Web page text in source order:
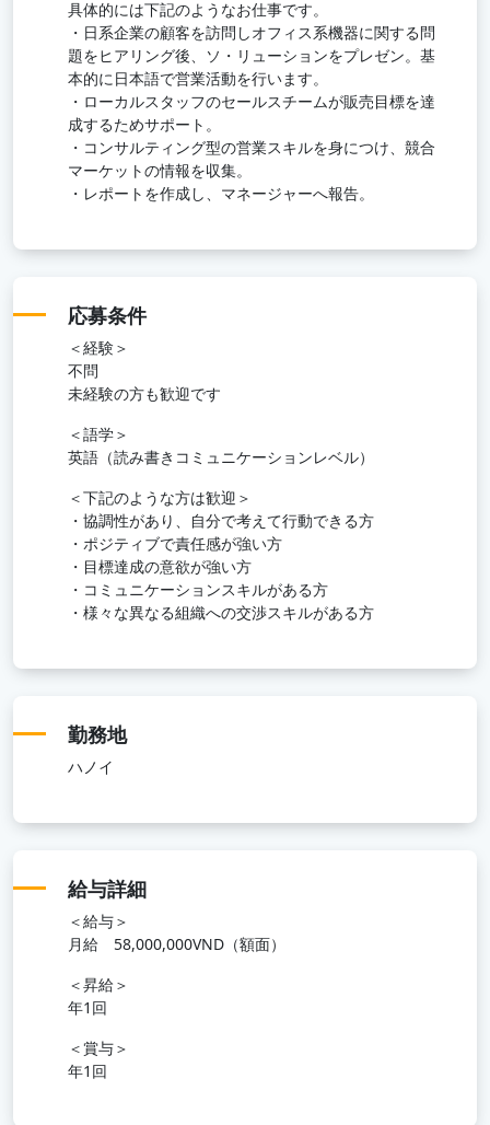
具体的には下記のようなお仕事です。
・日系企業の顧客を訪問しオフィス系機器に関する問
題をヒアリング後、ソ・リューションをプレゼン。基
本的に日本語で営業活動を行います。
・ローカルスタッフのセールスチームが販売目標を達
成するためサポート。
・コンサルティング型の営業スキルを身につけ、競合
マーケットの情報を収集。
・レポートを作成し、マネージャーへ報告。
応募条件
＜経験＞
不問
未経験の方も歓迎です
＜語学＞
英語（読み書きコミュニケーションレベル）
＜下記のような方は歓迎＞
・協調性があり、自分で考えて行動できる方
・ポジティブで責任感が強い方
・目標達成の意欲が強い方
・コミュニケーションスキルがある方
・様々な異なる組織への交渉スキルがある方
勤務地
ハノイ
給与詳細
＜給与＞
月給 58,000,000VND（額面）
＜昇給＞
年1回
＜賞与＞
年1回